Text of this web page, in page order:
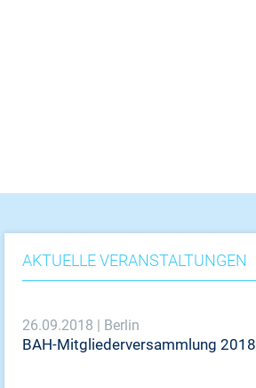
AKTUELLE VERANSTALTUNGEN
26.09.2018 | Berlin
BAH-Mitgliederversammlung 2018